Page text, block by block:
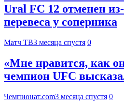
Ural FC 12 отменен
перевеса у соперника
Матч ТВ3 месяца спустя 0
«Мне нравится, как
чемпион UFC
Чемпионат.com3 месяца спустя 0